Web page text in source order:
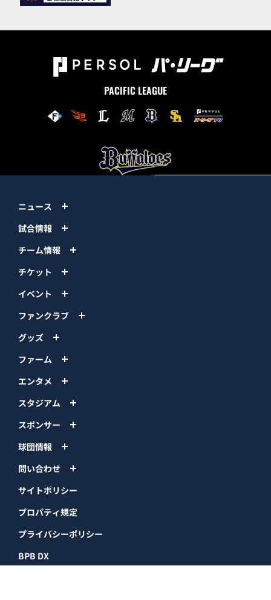
PACIFIC LEAGUE
ニュース
試合情報
チーム情報
チケット
イベント
ファンクラブ
グッズ
ファーム
エンタメ
スタジアム
スポンサー
球団情報
問い合わせ
サイトポリシー
プロパティ規定
プライバシーポリシー
BPB DX